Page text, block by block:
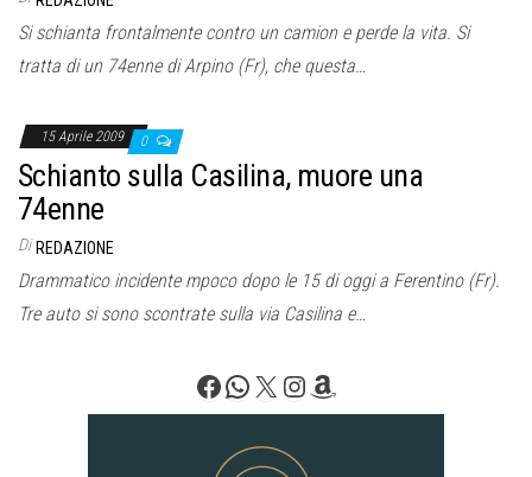
Si schianta frontalmente contro un camion e perde la vita. Si
tratta di un 74enne di Arpino (Fr), che questa…
15 Aprile 2009 0
Schianto sulla Casilina, muore una
74enne
Di REDAZIONE
Drammatico incidente mpoco dopo le 15 di oggi a Ferentino (Fr).
Tre auto si sono scontrate sulla via Casilina e…
Facebook
WhatsApp
X Instagram
Amazon